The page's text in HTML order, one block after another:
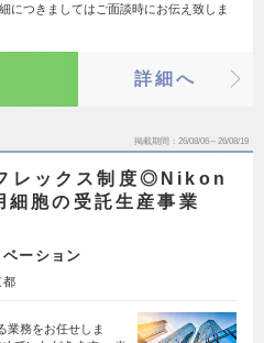
につきましてはご面談時にお伝え致しま
詳細へ
掲載期間 26/08/06～26/08/19
レックス制度◎Nikon
細胞の受託生産事業
ーション
都
業務をお任せしま